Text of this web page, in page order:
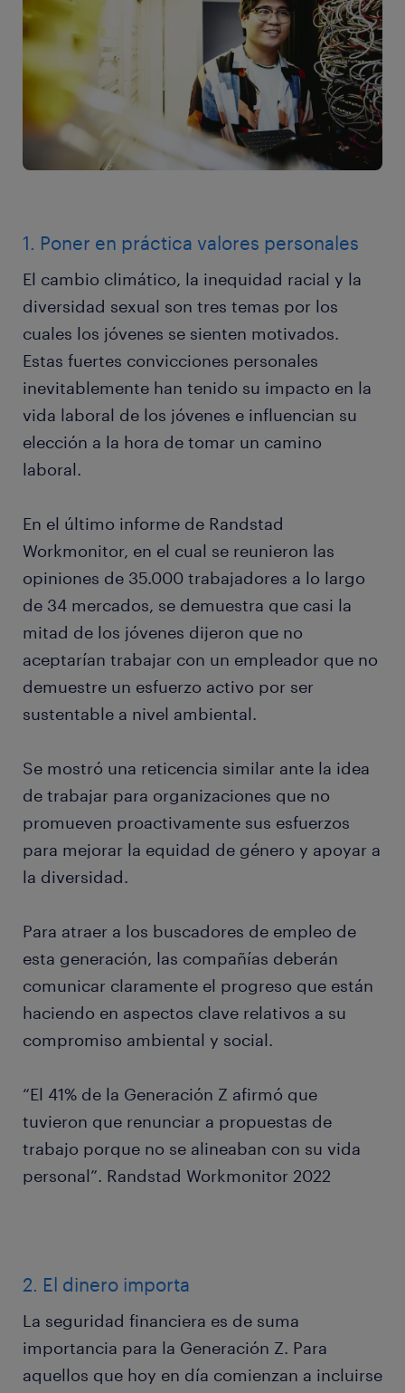
1. Poner en práctica valores personales
El cambio climático, la inequidad racial y la
diversidad sexual son tres temas por los
cuales los jóvenes se sienten motivados.
Estas fuertes convicciones personales
inevitablemente han tenido su impacto en la
vida laboral de los jóvenes e influencian su
elección a la hora de tomar un camino
laboral.
En el último informe de Randstad
Workmonitor, en el cual se reunieron las
opiniones de 35.000 trabajadores a lo largo
de 34 mercados, se demuestra que casi la
mitad de los jóvenes dijeron que no
aceptarían trabajar con un empleador que no
demuestre un esfuerzo activo por ser
sustentable a nivel ambiental.
Se mostró una reticencia similar ante la idea
de trabajar para organizaciones que no
promueven proactivamente sus esfuerzos
para mejorar la equidad de género y apoyar a
la diversidad.
Para atraer a los buscadores de empleo de
esta generación, las compañías deberán
comunicar claramente el progreso que están
haciendo en aspectos clave relativos a su
compromiso ambiental y social.
“El 41% de la Generación Z afirmó que
tuvieron que renunciar a propuestas de
trabajo porque no se alineaban con su vida
personal”. Randstad Workmonitor 2022
2. El dinero importa
La seguridad financiera es de suma
importancia para la Generación Z. Para
aquellos que hoy en día comienzan a incluirse